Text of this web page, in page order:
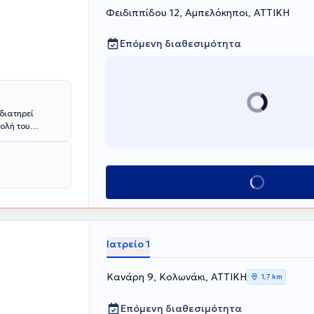
του
του
υποτροφία
και
των Ελλήνων
βαθμό του
Φειδιππίδου 12, Αμπελόκηποι, ΑΤΤΙΚΗ
Επόμενη διαθεσιμότητα
Κλείσε ραντεβού
Ιατρείο 1
Κανάρη 9, Κολωνάκι, ΑΤΤΙΚΗ 1,7 km
Επόμενη διαθεσιμότητα